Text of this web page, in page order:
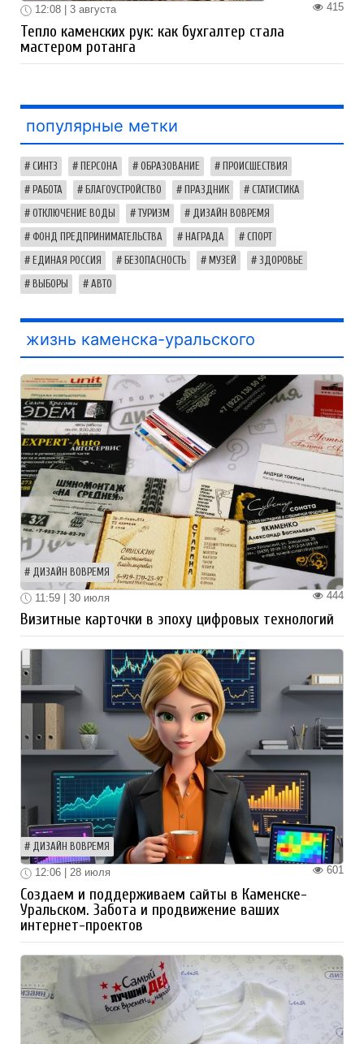
415
12:08 | 3 августа
Тепло каменских рук: как бухгалтер стала
мастером ротанга
популярные метки
СИНТЗ ПЕРСОНА ОБРАЗОВАНИЕ ПРОИСШЕСТВИЯ
РАБОТА БЛАГОУСТРОЙСТВО ПРАЗДНИК СТАТИСТИКА
ОТКЛЮЧЕНИЕ ВОДЫ ТУРИЗМ ДИЗАЙН ВОВРЕМЯ
ФОНД ПРЕДПРИНИМАТЕЛЬСТВА НАГРАДА СПОРТ
ЕДИНАЯ РОССИЯ БЕЗОПАСНОСТЬ МУЗЕЙ ЗДОРОВЬЕ
ВЫБОРЫ АВТО
жизнь каменска-уральского
ДИЗАЙН ВОВРЕМЯ
444
11:59 | 30 июля
Визитные карточки в эпоху цифровых технологий
ДИЗАЙН ВОВРЕМЯ
601
12:06 | 28 июля
Создаем и поддерживаем сайты в Каменске-
Уральском. Забота и продвижение ваших
интернет-проектов